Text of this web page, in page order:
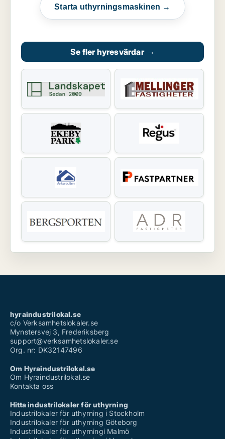
Starta uthyrningsmaskinen →
Se fler hyresvärdar →
hyraindustrilokal.se
c/o Verksamhetslokaler.se
Mynstersvej 3, Frederiksberg
support@verksamhetslokaler.se
Org. nr: DK32147496
Om Hyraindustrilokal.se
Om Hyraindustrilokal.se
Kontakta oss
Hitta industrilokaler för uthyrning
Industrilokaler för uthyrning i Stockholm
Industrilokaler för uthyrning Göteborg
Industrilokaler för uthyrningi Malmö